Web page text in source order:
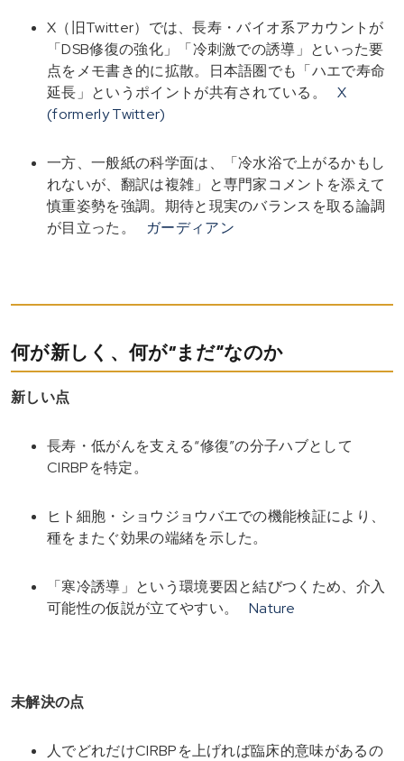
X（旧Twitter）では、長寿・バイオ系アカウントが
「DSB修復の強化」「冷刺激での誘導」といった要
点をメモ書き的に拡散。日本語圏でも「ハエで寿命
延長」というポイントが共有されている。
X
(formerly Twitter)
一方、一般紙の科学面は、「冷水浴で上がるかもし
れないが、翻訳は複雑」と専門家コメントを添えて
慎重姿勢を強調。期待と現実のバランスを取る論調
が目立った。
ガーディアン
何が新しく、何が“まだ”なのか
新しい点
長寿・低がんを支える“修復”の分子ハブとして
CIRBPを特定。
ヒト細胞・ショウジョウバエでの機能検証により、
種をまたぐ効果の端緒を示した。
「寒冷誘導」という環境要因と結びつくため、介入
可能性の仮説が立てやすい。
Nature
未解決の点
人でどれだけCIRBPを上げれば臨床的意味があるの